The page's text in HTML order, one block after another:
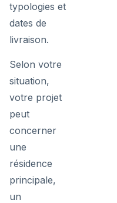
typologies et
dates de
livraison.
Selon votre
situation,
votre projet
peut
concerner
une
résidence
principale,
un